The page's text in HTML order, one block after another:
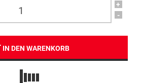
+
-
IN DEN WARENKORB